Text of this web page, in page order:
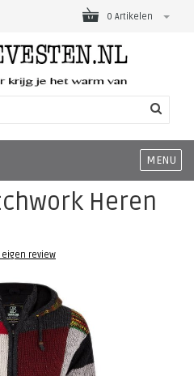
0 Artikelen
MENU
Heren
review